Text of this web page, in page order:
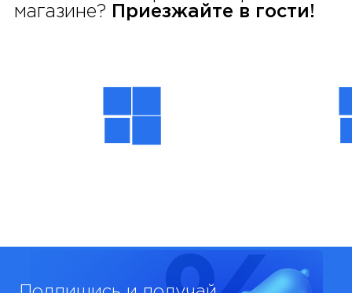
магазине? Приезжайте в гости!